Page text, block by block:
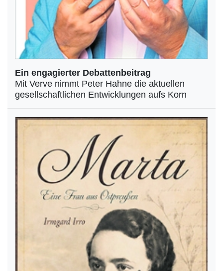
Ein engagierter Debattenbeitrag
Mit Verve nimmt Peter Hahne die aktuellen
gesellschaftlichen Entwicklungen aufs Korn